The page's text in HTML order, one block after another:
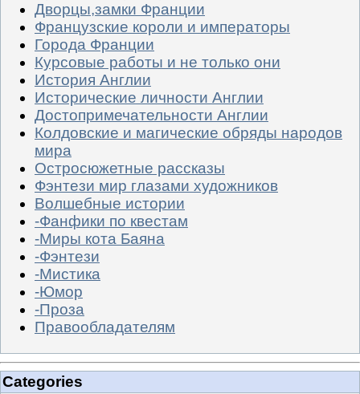
Дворцы,замки Франции
Французские короли и императоры
Города Франции
Курсовые работы и не только они
История Англии
Исторические личности Англии
Достопримечательности Англии
Колдовские и магические обряды народов
мира
Остросюжетные рассказы
Фэнтези мир глазами художников
Волшебные истории
-Фанфики по квестам
-Миры кота Баяна
-Фэнтези
-Мистика
-Юмор
-Проза
Правообладателям
Categories